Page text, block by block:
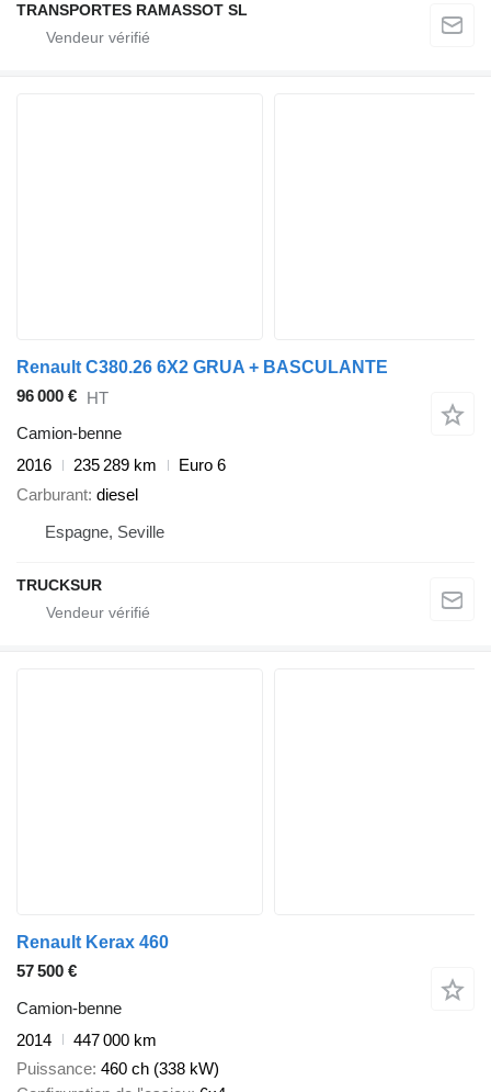
TRANSPORTES RAMASSOT SL
Renault C380.26 6X2 GRUA + BASCULANTE
96 000 € HT
Camion-benne
2016
235 289 km
Euro 6
Carburant diesel
Espagne, Seville
TRUCKSUR
Renault Kerax 460
57 500 €
Camion-benne
2014
447 000 km
Puissance 460 ch (338 kW)